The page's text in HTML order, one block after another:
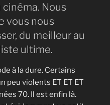
Nous
vous nous
du meilleur au
ultime.
à la dure. Certains
peu violents ET ET ET
70. Il est enfin là.